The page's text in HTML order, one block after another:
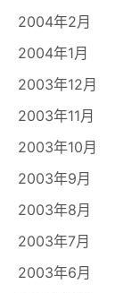
2004年2月
2004年1月
2003年12月
2003年11月
2003年10月
2003年9月
2003年8月
2003年7月
2003年6月